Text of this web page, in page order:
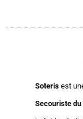
Soteris est
Secouriste